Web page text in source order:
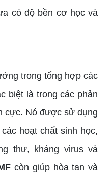
có độ bền cơ học và
trong tổng hợp các
biệt là trong các phản
cực. Nó được sử dụng
hoạt chất sinh học,
thư, kháng virus và
còn giúp hòa tan và